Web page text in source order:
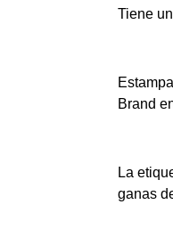
Tiene
Brand
La
ganas